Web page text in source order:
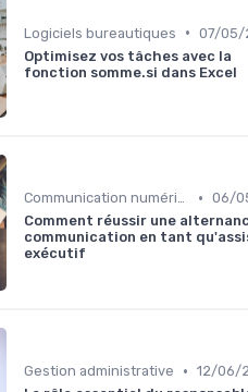
Logiciels bureautiques • 07/05/
Optimisez vos tâches avec la
fonction somme.si dans Excel
Communication numérique • 06/
Comment réussir une
communication en tant
exécutif
Gestion administrative • 12/06/